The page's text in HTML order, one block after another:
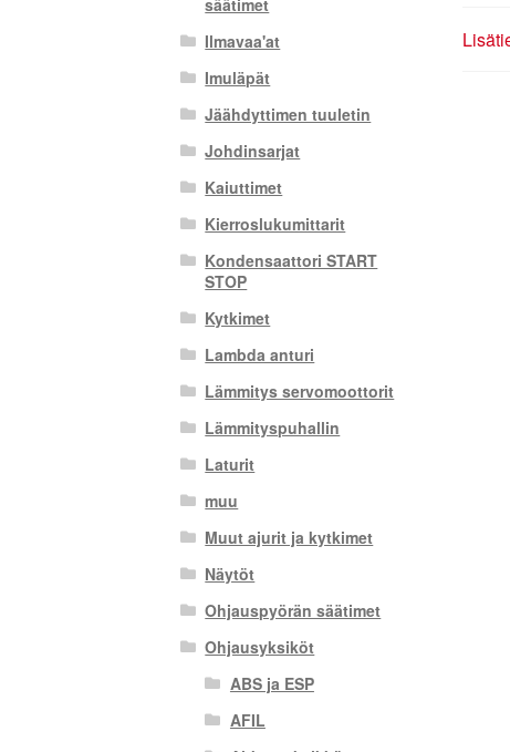
säätimet
Ilmavaa'at
Imuläpät
Jäähdyttimen tuuletin
Johdinsarjat
Kaiuttimet
Kierroslukumittarit
Kondensaattori START
STOP
Kytkimet
Lambda anturi
Lämmitys servomoottorit
Lämmityspuhallin
Laturit
muu
Muut ajurit ja kytkimet
Näytöt
Ohjauspyörän säätimet
Ohjausyksiköt
ABS ja ESP
AFIL